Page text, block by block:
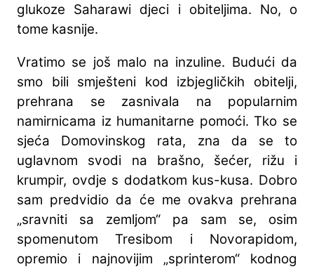
glukoze Saharawi djeci i obiteljima. No, o
tome kasnije.
Vratimo se još malo na inzuline. Budući da
smo bili smješteni kod izbjegličkih obitelji,
prehrana se zasnivala na popularnim
namirnicama iz humanitarne pomoći. Tko se
sjeća Domovinskog rata, zna da se to
uglavnom svodi na brašno, šećer, rižu i
krumpir, ovdje s dodatkom kus-kusa. Dobro
sam predvidio da će me ovakva prehrana
„sravniti sa zemljom“ pa sam se, osim
spomenutom Tresibom i Novorapidom,
opremio i najnovijim „sprinterom“ kodnog